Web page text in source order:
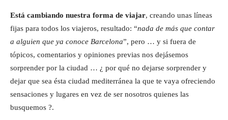
Está cambiando nuestra forma de viajar, creando unas líneas
fijas para todos los viajeros, resultado: “nada de más que contar
a alguien que ya conoce Barcelona”, pero … y si fuera de
tópicos, comentarios y opiniones previas nos dejásemos
sorprender por la ciudad … ¿ por qué no dejarse sorprender y
dejar que sea ésta ciudad mediterránea la que te vaya ofreciendo
sensaciones y lugares en vez de ser nosotros quienes las
busquemos ?.